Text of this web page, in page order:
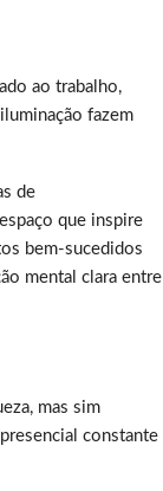
ao trabalho,
fazem
de
que inspire
bem-sucedidos
mental clara entre
mas sim
constante